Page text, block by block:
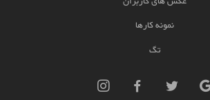
نمونه کارها
تگ